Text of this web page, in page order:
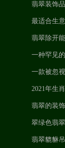
翡翠装饰
最适合生
位！
翡翠除开
吗？
一种罕见
一款被忽
2021年生
翡翠的装
翠绿色翡
翡翠貔貅